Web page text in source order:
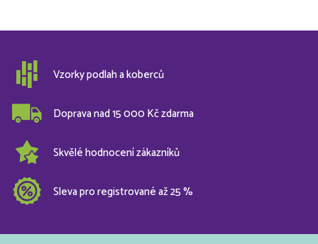
Vzorky podlah a koberců
Doprava nad 15 000 Kč zdarma
Skvělé hodnocení zákazníků
Sleva pro registrované až 25 %